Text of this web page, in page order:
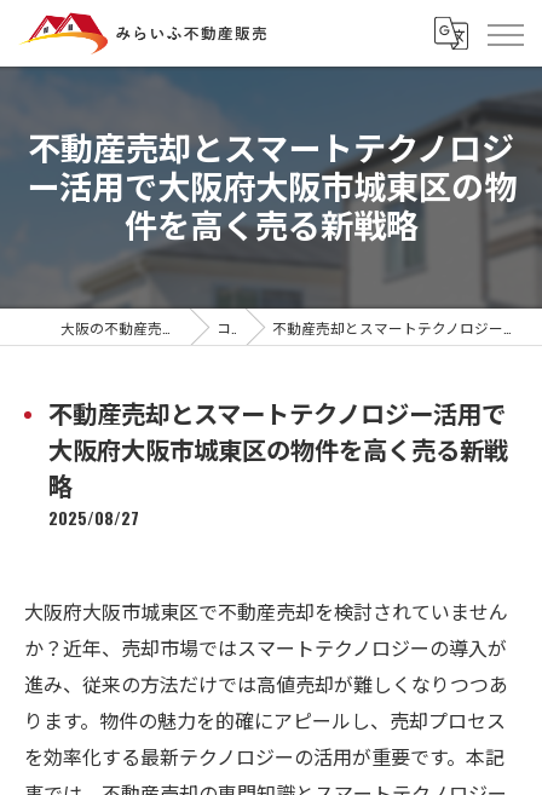
不動産売却とスマートテクノロジ
ー活用で大阪府大阪市城東区の物
件を高く売る新戦略
コラム 不動産売却とスマートテクノロジー活用で大阪府大阪市城東区の物件を高く売る新戦略
不動産売却とスマートテクノロジー活用で
大阪府大阪市城東区の物件を高く売る新戦
略
2025/08/27
大阪府大阪市城東区で不動産売却を検討されていません
か？近年、売却市場ではスマートテクノロジーの導入が
進み、従来の方法だけでは高値売却が難しくなりつつあ
ります。物件の魅力を的確にアピールし、売却プロセス
を効率化する最新テクノロジーの活用が重要です。本記